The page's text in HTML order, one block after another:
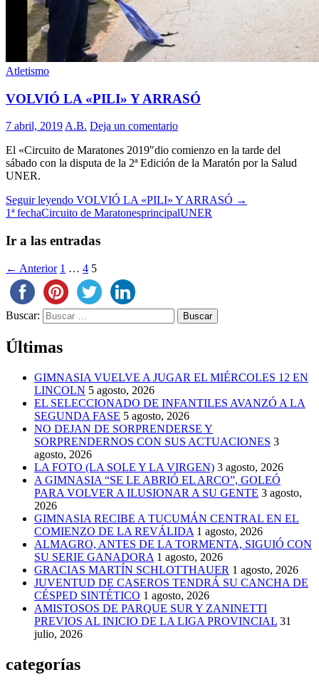
Atletismo
VOLVIÓ LA «PILI» Y ARRASÓ
7 abril, 2019A.B. Deja un comentario
El «Circuito de Maratones 2019″dio comienzo en la tarde del
sábado con la disputa de la 2ª Edición de la Maratón por la Salud
UNER.
Seguir leyendo VOLVIÓ LA «PILI» Y ARRASÓ →
1ª fechaCircuito de MaratonesprincipalUNER
Ir a las entradas
← Anterior 1 … 4 5
Buscar:
Últimas
GIMNASIA VUELVE A JUGAR EL MIÉRCOLES 12 EN
LINCOLN 5 agosto, 2026
EL SELECCIONADO DE INFANTILES AVANZÓ A LA
SEGUNDA FASE 5 agosto, 2026
NO DEJAN DE SORPRENDERSE Y
SORPRENDERNOS CON SUS ACTUACIONES 3
agosto, 2026
LA FOTO (LA SOLE Y LA VIRGEN) 3 agosto, 2026
A GIMNASIA “SE LE ABRIÓ EL ARCO”, GOLEÓ
PARA VOLVER A ILUSIONAR A SU GENTE 3 agosto,
2026
GIMNASIA RECIBE A TUCUMÁN CENTRAL EN EL
COMIENZO DE LA REVÁLIDA 1 agosto, 2026
ALMAGRO, ANTES DE LA TORMENTA, SIGUIÓ CON
SU SERIE GANADORA 1 agosto, 2026
GRACIAS MARTÍN SCHLOTTHAUER 1 agosto, 2026
JUVENTUD DE CASEROS TENDRÁ SU CANCHA DE
CÉSPED SINTÉTICO 1 agosto, 2026
AMISTOSOS DE PARQUE SUR Y ZANINETTI
PREVIOS AL INICIO DE LA LIGA PROVINCIAL 31
julio, 2026
categorías